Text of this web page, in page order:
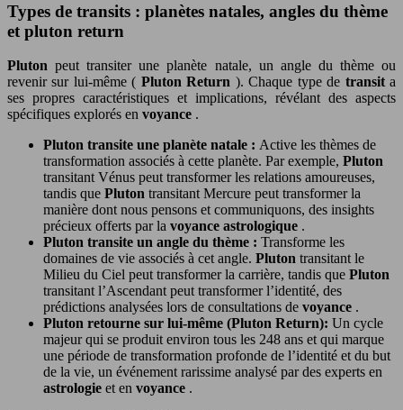
Types de transits : planètes natales, angles du thème
et pluton return
Plutonpeut transiter une planète natale, un angle du thème ou
revenir sur lui-même ( Pluton Return ). Chaque type de transita
ses propres caractéristiques et implications, révélant des aspects
spécifiques explorés en voyance .
Pluton transite une planète natale : Active les thèmes de
transformation associés à cette planète. Par exemple, Pluton
transitant Vénus peut transformer les relations amoureuses,
tandis que Pluton transitant Mercure peut transformer la
manière dont nous pensons et communiquons, des insights
précieux offerts par la voyance astrologique .
Pluton transite un angle du thème : Transforme les
domaines de vie associés à cet angle. Pluton transitant le
Milieu du Ciel peut transformer la carrière, tandis que Pluton
transitant l’Ascendant peut transformer l’identité, des
prédictions analysées lors de consultations de voyance .
Pluton retourne sur lui-même (Pluton Return): Un cycle
majeur qui se produit environ tous les 248 ans et qui marque
une période de transformation profonde de l’identité et du but
de la vie, un événement rarissime analysé par des experts en
astrologie et en voyance .